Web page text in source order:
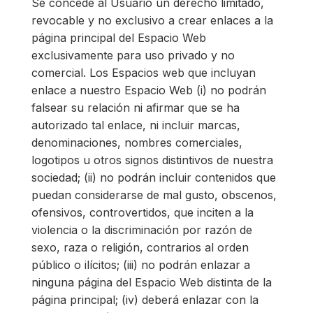
Se concede al Usuario un derecho limitado,
revocable y no exclusivo a crear enlaces a la
página principal del Espacio Web
exclusivamente para uso privado y no
comercial. Los Espacios web que incluyan
enlace a nuestro Espacio Web (i) no podrán
falsear su relación ni afirmar que se ha
autorizado tal enlace, ni incluir marcas,
denominaciones, nombres comerciales,
logotipos u otros signos distintivos de nuestra
sociedad; (ii) no podrán incluir contenidos que
puedan considerarse de mal gusto, obscenos,
ofensivos, controvertidos, que inciten a la
violencia o la discriminación por razón de
sexo, raza o religión, contrarios al orden
público o ilícitos; (iii) no podrán enlazar a
ninguna página del Espacio Web distinta de la
página principal; (iv) deberá enlazar con la